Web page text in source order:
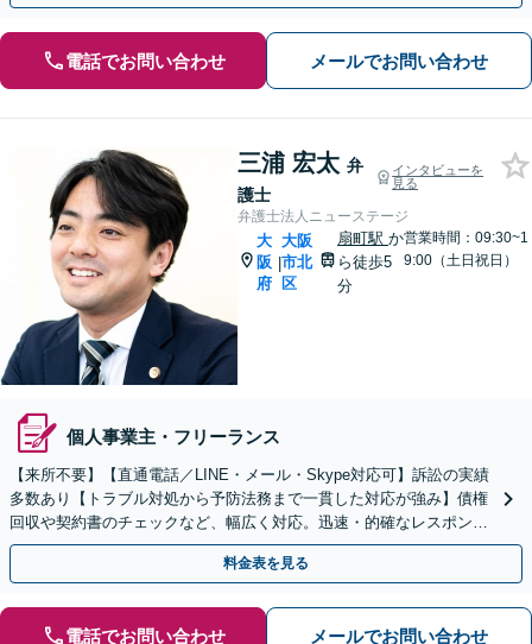
電話でお問い合わせ メールでお問い合わせ
三浦 宏太 弁
護士
インタビューを
見る
弁護士法人ニューステージ
大
阪
府
|
大阪
市北
区
扇町駅か
ら徒歩5
分
営業時間：09:30~1
9:00（土日祝日）
個人事業主・フリーランス
【来所不要】【直通電話／LINE・メール・Skype対応可】訴訟の実績
多数あり【トラブル対処から予防法務まで一貫した対応が強み】債権
回収や契約書のチェックなど、幅広く対応。迅速・的確なレスポンス
で、経営視点でサポート【初回相談無料】
料金表を見る
電話でお問い合わせ メールでお問い合わせ